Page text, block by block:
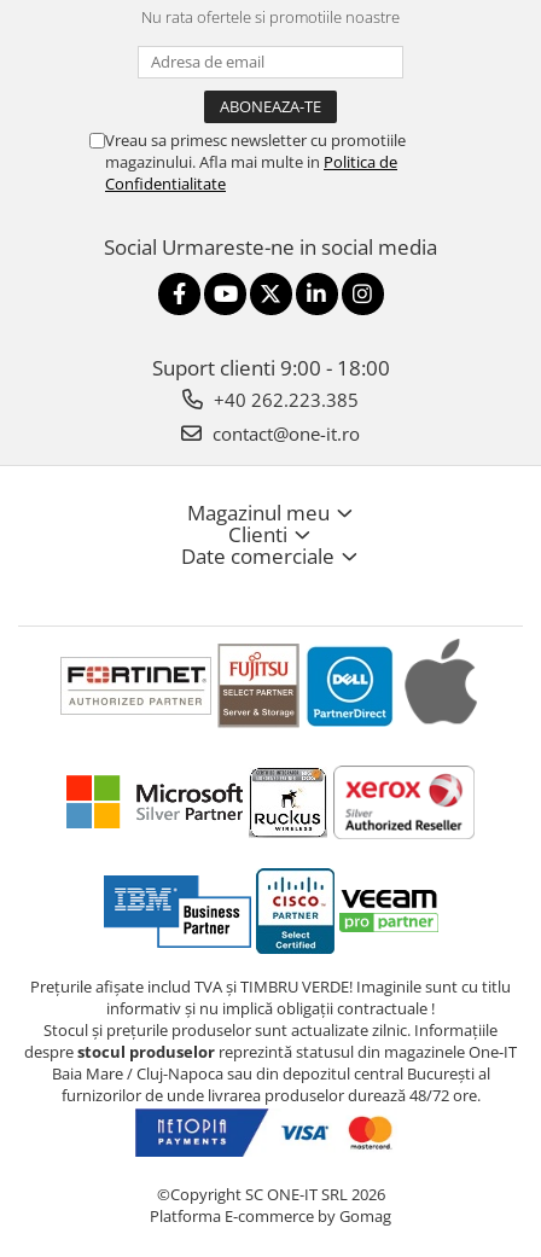
Nu rata ofertele si promotiile noastre
Vreau sa primesc newsletter cu promotiile
magazinului. Afla mai multe in Politica de
Confidentialitate
Social Urmareste-ne in social media
Suport clienti 9:00 - 18:00
+40 262.223.385
contact@one-it.ro
Magazinul meu
Clienti
Date comerciale
Prețurile afișate includ TVA și TIMBRU VERDE! Imaginile sunt cu titlu
informativ și nu implică obligații contractuale !
Stocul și prețurile produselor sunt actualizate zilnic. Informațiile
desprestocul produselor reprezintă statusul din magazinele One-IT
Baia Mare / Cluj-Napoca sau din depozitul central București al
furnizorilor de unde livrarea produselor durează 48/72 ore.
©Copyright SC ONE-IT SRL 2026
Platforma E-commerce by Gomag